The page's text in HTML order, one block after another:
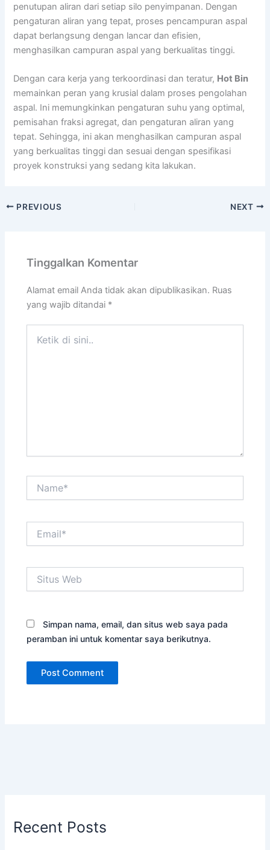
penutupan aliran dari setiap silo penyimpanan. Dengan
pengaturan aliran yang tepat, proses pencampuran aspal
dapat berlangsung dengan lancar dan efisien,
menghasilkan campuran aspal yang berkualitas tinggi.
Dengan cara kerja yang terkoordinasi dan teratur, Hot Bin
memainkan peran yang krusial dalam proses pengolahan
aspal. Ini memungkinkan pengaturan suhu yang optimal,
pemisahan fraksi agregat, dan pengaturan aliran yang
tepat. Sehingga, ini akan menghasilkan campuran aspal
yang berkualitas tinggi dan sesuai dengan spesifikasi
proyek konstruksi yang sedang kita lakukan.
PREVIOUS NEXT
Tinggalkan Komentar
Alamat email Anda tidak akan dipublikasikan. Ruas
yang wajib ditandai *
Web
Simpan nama, email, dan situs web saya pada
peramban ini untuk komentar saya berikutnya.
Recent Posts